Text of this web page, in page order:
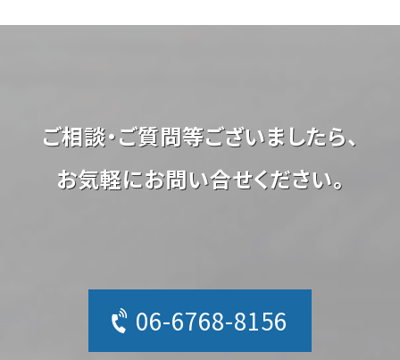
ご相談・ご質問等ございましたら、
お気軽にお問い合せください。
06-6768-8156